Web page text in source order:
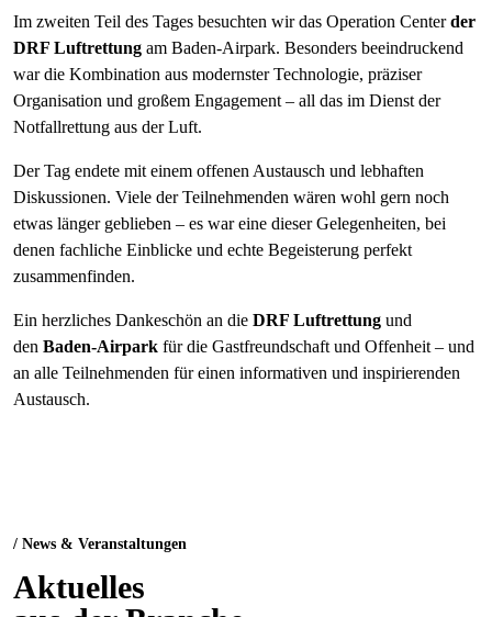
Im zweiten Teil des Tages besuchten wir das Operation Centerder
DRF Luftrettung am Baden-Airpark. Besonders beeindruckend
war die Kombination aus modernster Technologie, präziser
Organisation und großem Engagement – all das im Dienst der
Notfallrettung aus der Luft.
Der Tag endete mit einem offenen Austausch und lebhaften
Diskussionen. Viele der Teilnehmenden wären wohl gern noch
etwas länger geblieben – es war eine dieser Gelegenheiten, bei
denen fachliche Einblicke und echte Begeisterung perfekt
zusammenfinden.
Ein herzliches Dankeschön an die DRF Luftrettung und
den Baden-Airpark für die Gastfreundschaft und Offenheit – und
an alle Teilnehmenden für einen informativen und inspirierenden
Austausch.
/ News & Veranstaltungen
Aktuelles